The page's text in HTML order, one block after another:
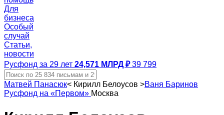
Для
бизнеса
Особый
случай
Статьи,
новости
Русфонд за 29 лет 24,571 МЛРД ₽ 39 799
Матвей Панасюк< Кирилл Белоусов >Ваня Баринов
Русфонд на «Первом» Москва